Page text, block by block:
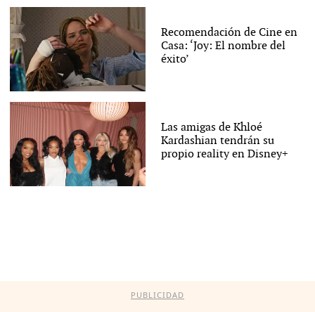
Recomendación de Cine en
Casa: ‘Joy: El nombre del
éxito’
Las amigas de Khloé
Kardashian tendrán su
propio reality en Disney+
PUBLICIDAD